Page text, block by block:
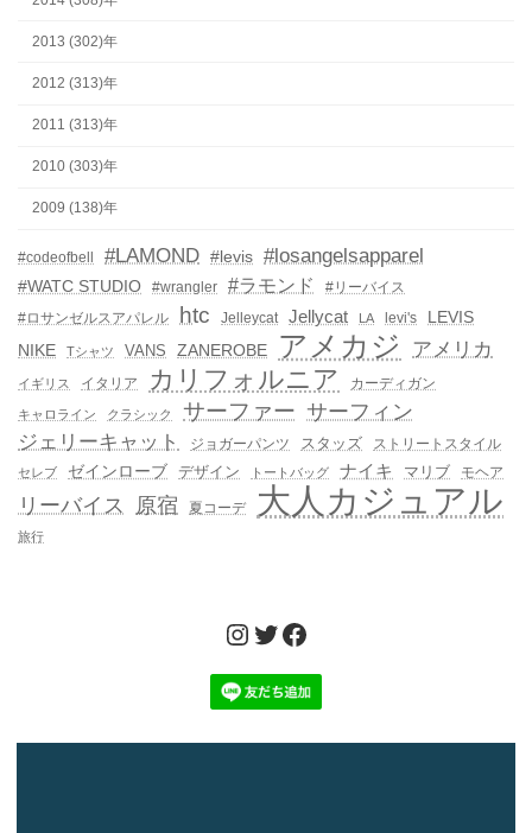
2013 (302)年
2012 (313)年
2011 (313)年
2010 (303)年
2009 (138)年
#codeofbell #LAMOND #levis #losangelsapparel
#WATC STUDIO #wrangler #ラモンド
#リーバイス
#ロサンゼルスアパレル
htc Jelleycat Jellycat LA levi's
LEVIS
NIKE
Tシャツ VANS ZANEROBE アメカジ アメリカ
イギリス イタリア カリフォルニア カーディガン
キャロライン クラシック サーファー サーフィン
ジェリーキャット
ジョガーパンツ スタッズ ストリートスタイル
セレブ ゼインローブ デザイン トートバッグ ナイキ マリブ モヘア
リーバイス 原宿 夏コーデ 大人カジュアル
旅行
Instagram
Twitter
Facebook